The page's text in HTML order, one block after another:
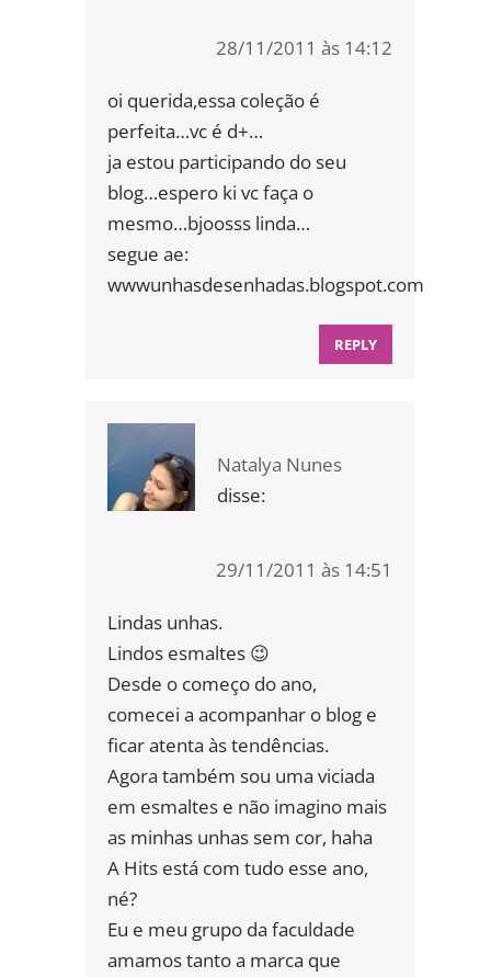
28/11/2011 às 14:12
oi querida,essa coleção é
perfeita…vc é d+…
ja estou participando do seu
blog…espero ki vc faça o
mesmo…bjoosss linda…
segue ae:
wwwunhasdesenhadas.blogspot.com
REPLY
Natalya Nunes
disse:
29/11/2011 às 14:51
Lindas unhas.
Lindos esmaltes 😉
Desde o começo do ano,
comecei a acompanhar o blog e
ficar atenta às tendências.
Agora também sou uma viciada
em esmaltes e não imagino mais
as minhas unhas sem cor, haha
A Hits está com tudo esse ano,
né?
Eu e meu grupo da faculdade
amamos tanto a marca que